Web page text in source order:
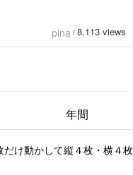
pina / 8,113 views
年間
け動かして縦４枚・横４枚